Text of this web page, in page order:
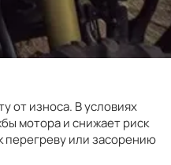
от износа. В условиях
мотора и снижает риск
перегреву или засорению